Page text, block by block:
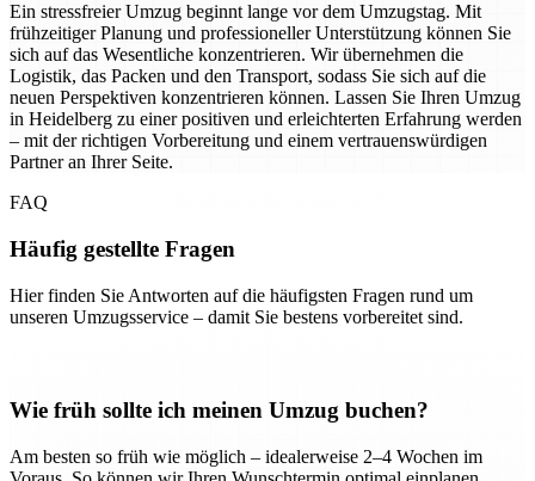
Ein stressfreier Umzug beginnt lange vor dem Umzugstag. Mit
frühzeitiger Planung und professioneller Unterstützung können Sie
sich auf das Wesentliche konzentrieren. Wir übernehmen die
Logistik, das Packen und den Transport, sodass Sie sich auf die
neuen Perspektiven konzentrieren können. Lassen Sie Ihren Umzug
in Heidelberg zu einer positiven und erleichterten Erfahrung werden
– mit der richtigen Vorbereitung und einem vertrauenswürdigen
Partner an Ihrer Seite.
FAQ
Häufig gestellte Fragen
Hier finden Sie Antworten auf die häufigsten Fragen rund um
unseren Umzugsservice – damit Sie bestens vorbereitet sind.
Wie früh sollte ich meinen Umzug buchen?
Am besten so früh wie möglich – idealerweise 2–4 Wochen im